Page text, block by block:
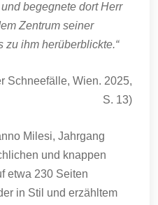
begegnete dort Herr
Zentrum seiner
zu ihm herüberblickte.“
Schneefälle, Wien. 2025,
S. 13)
Milesi, Jahrgang
und knappen
etwa 230 Seiten
in Stil und erzähltem